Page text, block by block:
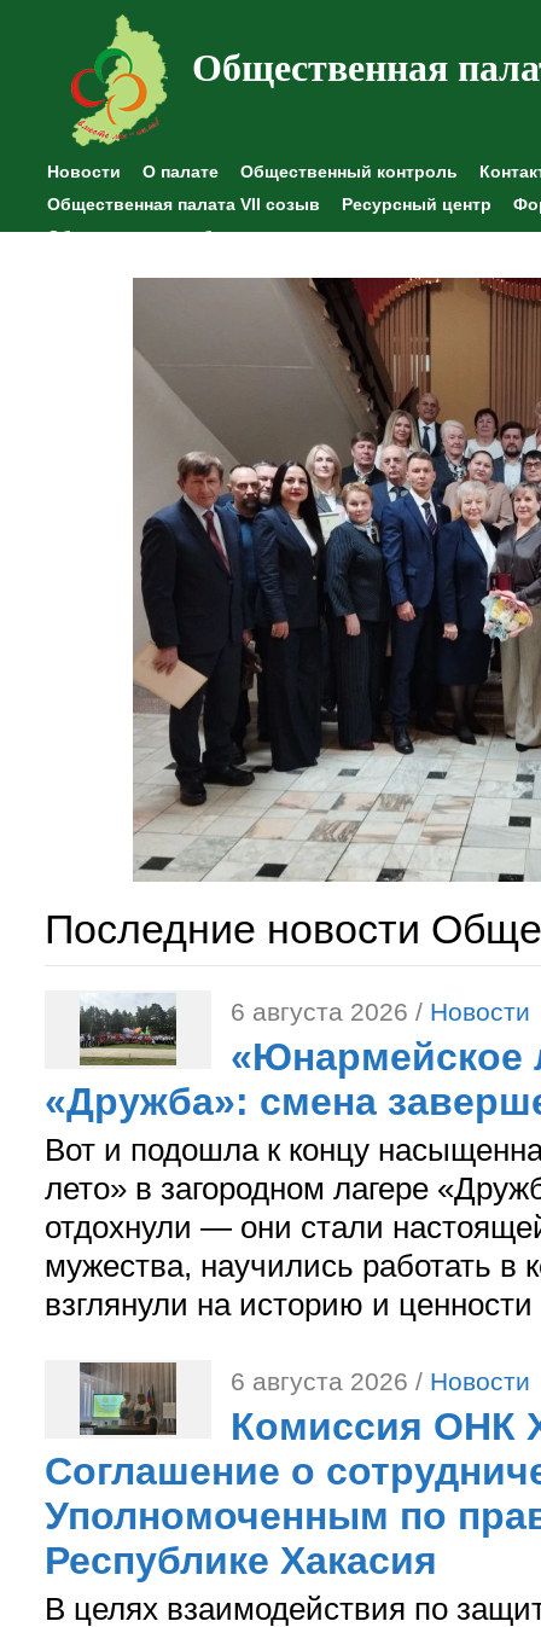
Общественная
Новости О палате Общественный контроль
Общественная палата VII созыв
Ресурсный центр
Общественные наблюдения
Последние новости
6 августа 2026 / Новости
«Юнармейское
«Дружба»: смена
Вот и подошла к концу
лето» в загородном лагере
отдохнули — они стали
мужества, научились работать в
взглянули на историю и
6 августа 2026 / Новости
Комиссия ОНК
Соглашение о
Уполномоченным по
Республике Хакасия
В целях взаимодействия по